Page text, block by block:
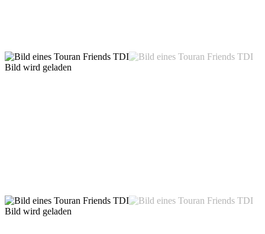
Bild wird geladen
Bild wird geladen